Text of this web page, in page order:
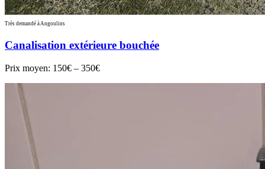
Très demandé à Angoulins
Canalisation extérieure bouchée
Prix moyen: 150€ – 350€